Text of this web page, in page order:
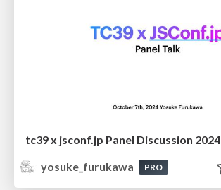
tc39 x jsconf.jp Panel Discussion 2024
yosuke_furukawa
PRO